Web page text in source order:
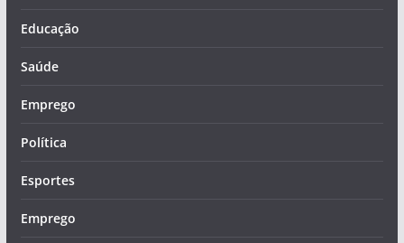
Educação
Saúde
Emprego
Política
Esportes
Emprego